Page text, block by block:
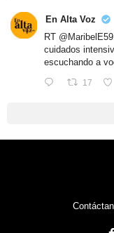
En Alta Voz
RT @MaribelE59
cuidados
escuchando a
17